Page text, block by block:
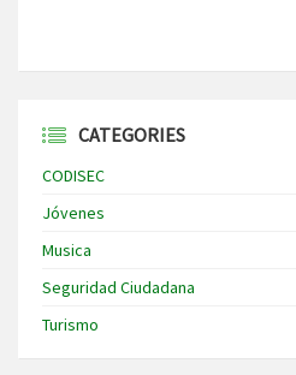
CATEGORIES
CODISEC
Jóvenes
Musica
Seguridad Ciudadana
Turismo